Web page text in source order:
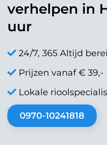
verhelpen in
uur
24/7, 365 Altijd
Prijzen vanaf € 39,-
Lokale
0970-10241818